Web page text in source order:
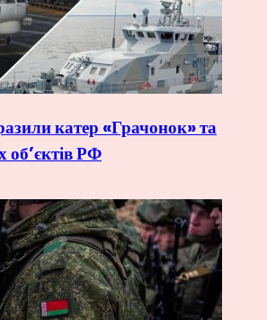
катер «Грачонок» та
об’єктів РФ